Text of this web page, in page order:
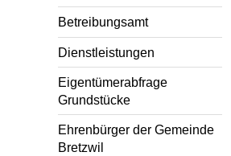
Betreibungsamt
Dienstleistungen
Eigentümerabfrage
Grundstücke
Ehrenbürger der Gemeinde
Bretzwil